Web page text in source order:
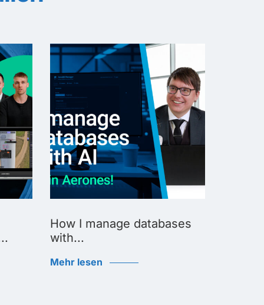
How I manage databases
with...
Mehr lesen